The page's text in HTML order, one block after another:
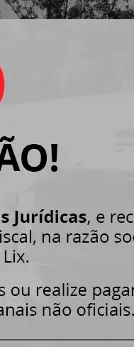
» Logística Reversa
transformar o que
para outros fins como a
este processo deve ser
Lix pode garantir.
também evita que sejam
ocorre um planejamento
há riscos à saúde
com uma empresa
e confiabilidade em